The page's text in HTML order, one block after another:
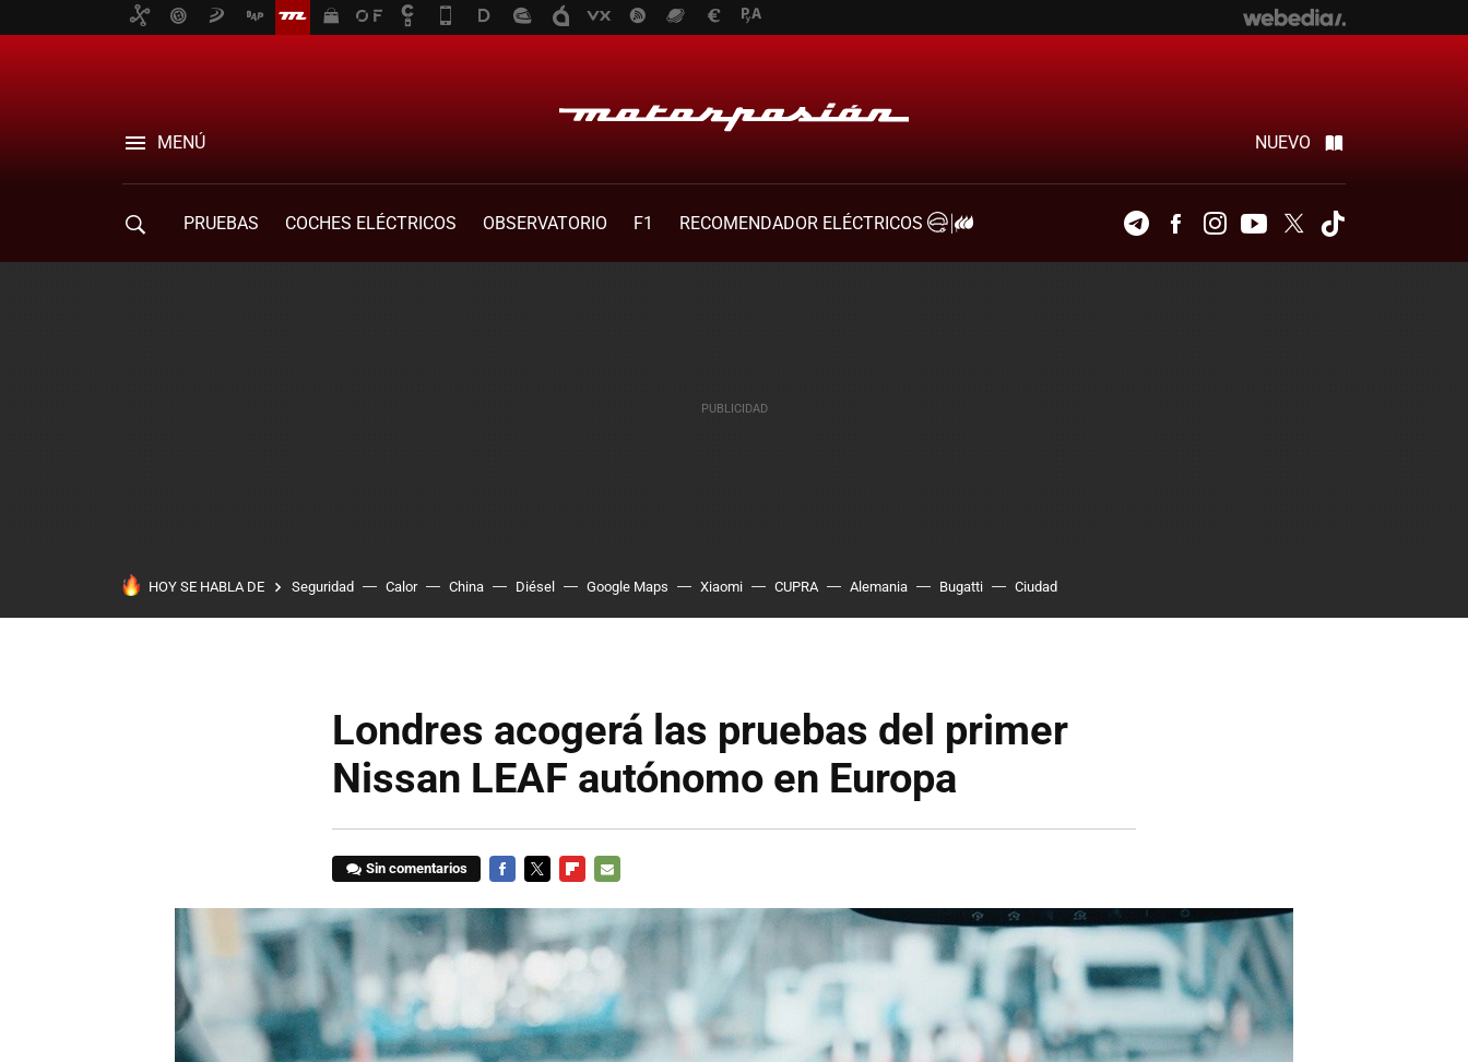
MENÚ NUEVO
PRUEBAS COCHES ELÉCTRICOS OBSERVATORIO F1
RECOMENDADOR ELÉCTRICOS
TelegramFacebookInstagramYoutubeTwitter
HOY SE HABLA DE Seguridad Calor China Diésel Google Maps Xiaomi CUPRA Alemania Bugatti Ciudad
Londres acogerá las pruebas del primer
Nissan LEAF autónomo en Europa
Sin comentarios
MAIL